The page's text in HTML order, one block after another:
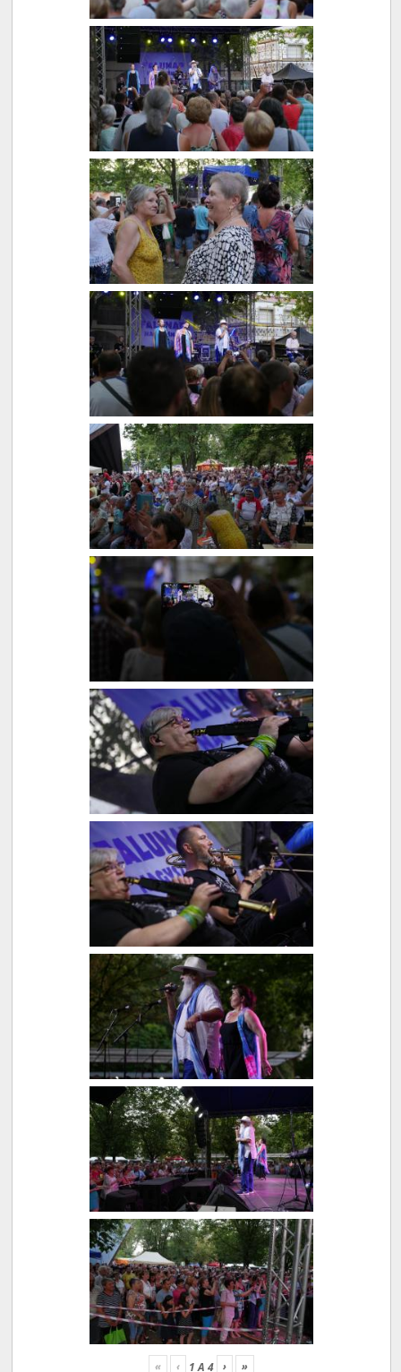
« ‹ 1A 4 › »